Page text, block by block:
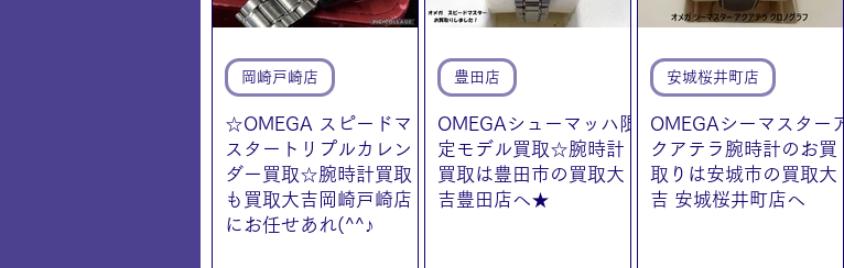
☆OMEGA スピードマ
スタートリプルカレン
ダー買取☆腕時計買取
も買取大吉岡崎戸崎店
にお任せあれ(^^♪
岡崎戸崎店
OMEGAシューマッハ限
定モデル買取☆腕時計
買取は豊田市の買取大
吉豊田店へ★
豊田店
OMEGAシーマスターア
クアテラ腕時計のお買
取りは安城市の買取大
吉 安城桜井町店へ
安城桜井町店